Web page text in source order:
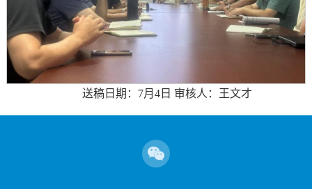
送稿日期：7月4日 审核人：王文才